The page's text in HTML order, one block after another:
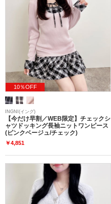
10％OFF
INGNI(イング)
【今だけ早割／WEB限定】チェックシ
ャツドッキング長袖ニットワンピース
(ピンクベージュ/チェック)
￥4,851